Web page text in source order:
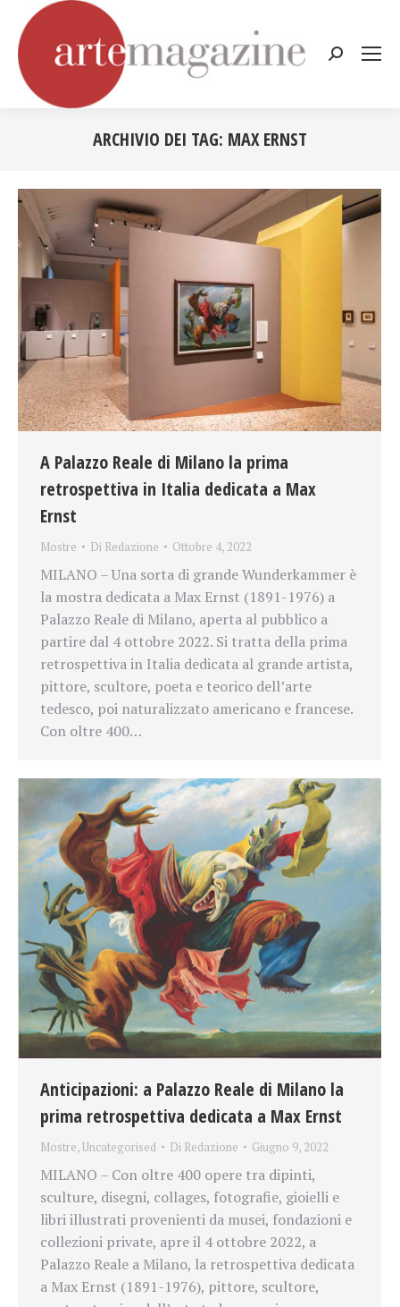
Cerca:
ARCHIVIO DEI TAG: MAX ERNST
A Palazzo Reale di Milano la prima
retrospettiva in Italia dedicata a Max
Ernst
Mostre Di Redazione Ottobre 4, 2022
MILANO – Una sorta di grande Wunderkammer è
la mostra dedicata a Max Ernst (1891-1976) a
Palazzo Reale di Milano, aperta al pubblico a
partire dal 4 ottobre 2022. Si tratta della prima
retrospettiva in Italia dedicata al grande artista,
pittore, scultore, poeta e teorico dell’arte
tedesco, poi naturalizzato americano e francese.
Con oltre 400…
Anticipazioni: a Palazzo Reale di Milano la
prima retrospettiva dedicata a Max Ernst
Mostre,Uncategorised Di Redazione Giugno 9, 2022
MILANO – Con oltre 400 opere tra dipinti,
sculture, disegni, collages, fotografie, gioielli e
libri illustrati provenienti da musei, fondazioni e
collezioni private, apre il 4 ottobre 2022, a
Palazzo Reale a Milano, la retrospettiva dedicata
a Max Ernst (1891-1976), pittore, scultore,